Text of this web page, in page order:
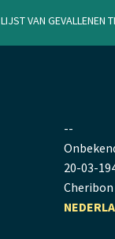
Lijst van gevallenen
--
20-03-